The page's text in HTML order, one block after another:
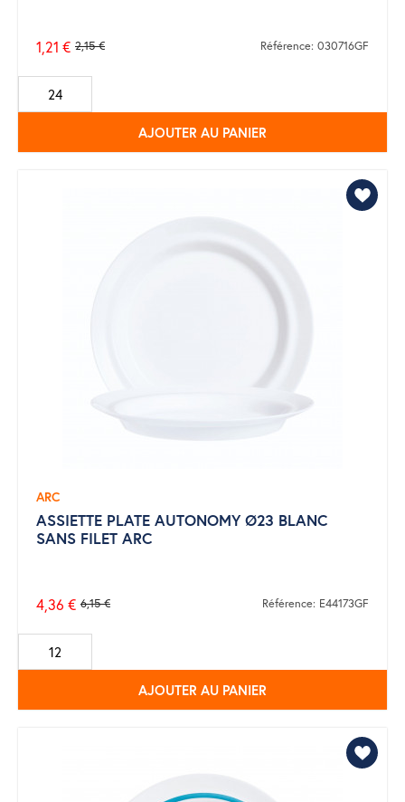
Prix
de
base
2,15 €
1,21 € Référence: 030716GF
AJOUTER AU PANIER
ARC
ASSIETTE PLATE AUTONOMY Ø23 BLANC
SANS FILET ARC
Prix
de
base
6,15 €
4,36 € Référence: E44173GF
AJOUTER AU PANIER